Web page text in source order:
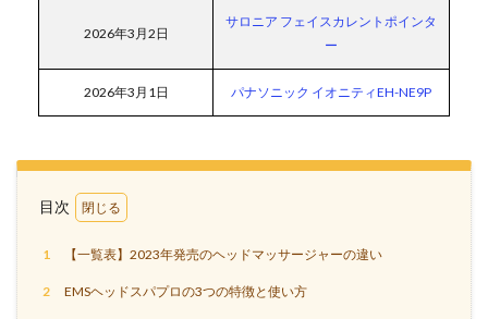
2026年3月2日
サロニア フェイスカレントポインタ
ー
2026年3月1日 パナソニック イオニティEH-NE9P
目次
1 【一覧表】2023年発売のヘッドマッサージャーの違い
2 EMSヘッドスパプロの3つの特徴と使い方